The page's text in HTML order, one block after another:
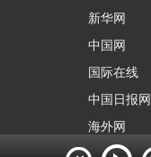
新华网
中国网
国际在线
中国日报网
海外网